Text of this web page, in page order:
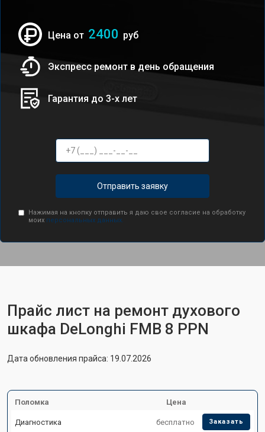
Цена от 2400 руб
Экспресс ремонт в день обращения
Гарантия до 3-х лет
Отправить заявку
Нажимая на кнопку отправить я даю свое согласие на обработку
моих персональных данных.
Прайс лист на ремонт духового
шкафа DeLonghi FMB 8 PPN
Дата обновления прайса: 19.07.2026
Поломка Цена
Диагностика бесплатно Заказать